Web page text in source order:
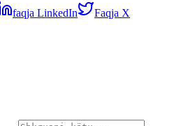
faqja LinkedIn
Faqja X